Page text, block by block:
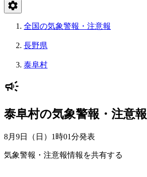
全国の気象警報・注意報
長野県
泰阜村
泰阜村の気象警報・注意報
8月9日（日）1時01分発表
気象警報・注意報情報を共有する